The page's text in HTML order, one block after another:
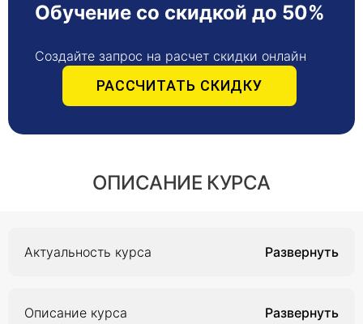
Обучение со скидкой до 50%
Создайте запрос на расчет скидки онлайн
РАССЧИТАТЬ СКИДКУ
ОПИСАНИЕ КУРСА
Актуальность курса
профессиональных знаний и навыков врачей-
Описание курса